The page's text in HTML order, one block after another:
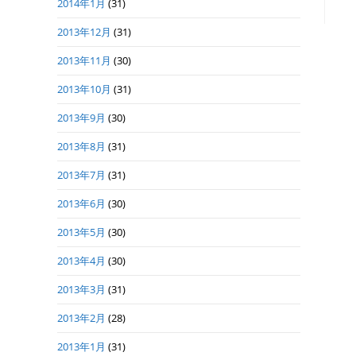
2014年1月 (31)
2013年12月 (31)
2013年11月 (30)
2013年10月 (31)
2013年9月 (30)
2013年8月 (31)
2013年7月 (31)
2013年6月 (30)
2013年5月 (30)
2013年4月 (30)
2013年3月 (31)
2013年2月 (28)
2013年1月 (31)